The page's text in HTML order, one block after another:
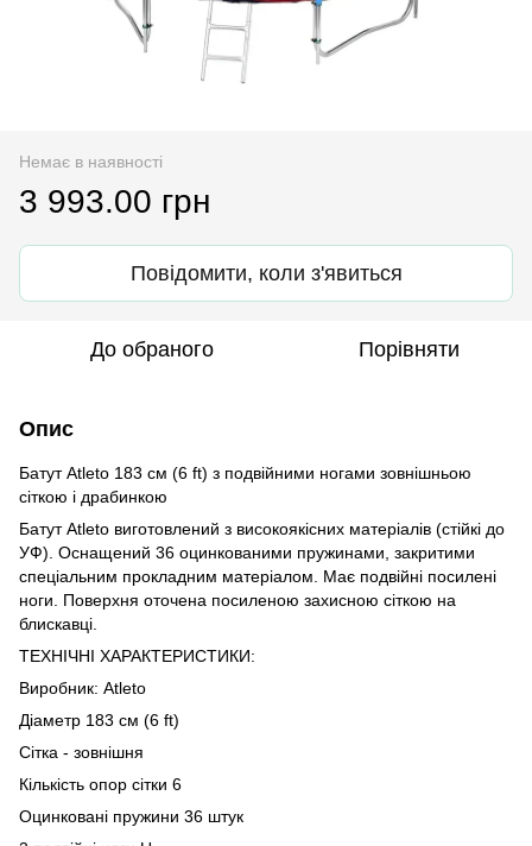
Немає в наявності
3 993.00 грн
Повідомити, коли з'явиться
До обраного Порівняти
Опис
Батут Atleto 183 см (6 ft) з подвійними ногами зовнішньою
сіткою і драбинкою
Батут Atleto виготовлений з високоякісних матеріалів (стійкі до
УФ). Оснащений 36 оцинкованими пружинами, закритими
спеціальним прокладним матеріалом. Має подвійні посилені
ноги. Поверхня оточена посиленою захисною сіткою на
блискавці.
ТЕХНІЧНІ ХАРАКТЕРИСТИКИ:
Виробник: Atleto
Діаметр 183 см (6 ft)
Сітка - зовнішня
Кількість опор сітки 6
Оцинковані пружини 36 штук